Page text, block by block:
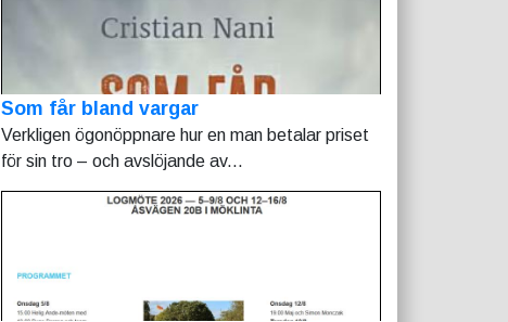
Som får bland vargar
Verkligen ögonöppnare hur en man betalar priset
för sin tro – och avslöjande av...